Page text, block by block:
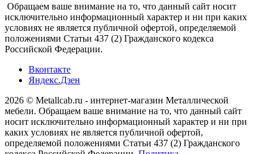
Обращаем ваше внимание на то, что данный сайт носит
исключительно информационный характер и ни при каких
условиях не является публичной офертой, определяемой
положениями Статьи 437 (2) Гражданского кодекса
Российской Федерации.
Вконтакте
Яндекс.Дзен
2026 © Metallcab.ru - интернет-магазин Металлической
мебели. Обращаем ваше внимание на то, что данный сайт
носит исключительно информационный характер и ни при
каких условиях не является публичной офертой,
определяемой положениями Статьи 437 (2) Гражданского